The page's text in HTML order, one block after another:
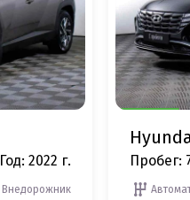
Год: 2022 г.
Внедорожник
Пробег: